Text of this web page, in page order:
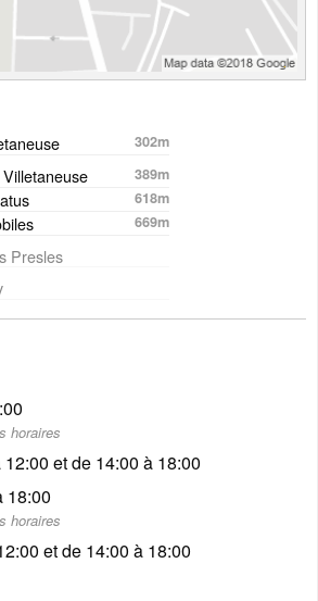
302m
389m
618m
669m
Presles
horaires
et de 14:00 à 18:00
18:00
horaires
et de 14:00 à 18:00